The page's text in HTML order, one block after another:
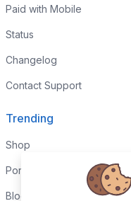
Paid with Mobile
Status
Changelog
Contact Support
Trending
Shop
Portfolio
Blog